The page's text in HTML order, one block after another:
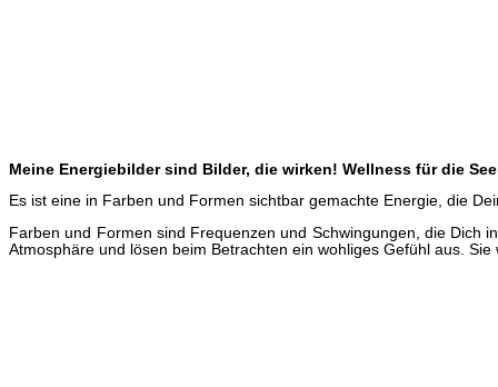
Meine Energiebilder sind Bilder, die wirken! Wellness für die
Es ist eine in Farben und Formen sichtbar gemachte Energie, die
Farben und Formen sind Frequenzen und Schwingungen, die Dich
Atmosphäre und lösen beim Betrachten ein wohliges Gefühl aus. Sie